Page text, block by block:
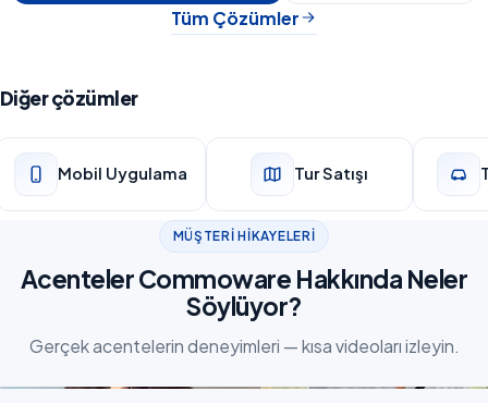
Tüm Çözümler
Diğer çözümler
Mobil Uygulama Tur Satışı
MÜŞTERI HIKAYELERI
Acenteler Commoware Hakkında Neler
Söylüyor?
Gerçek acentelerin deneyimleri — kısa videoları izleyin.